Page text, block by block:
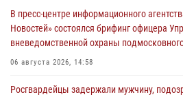
В пресс-центре информационного
Новостей» состоялся брифинг офицера
вневедомственной охраны
06 августа 2026, 14:58
Росгвардейцы задержали мужчину,